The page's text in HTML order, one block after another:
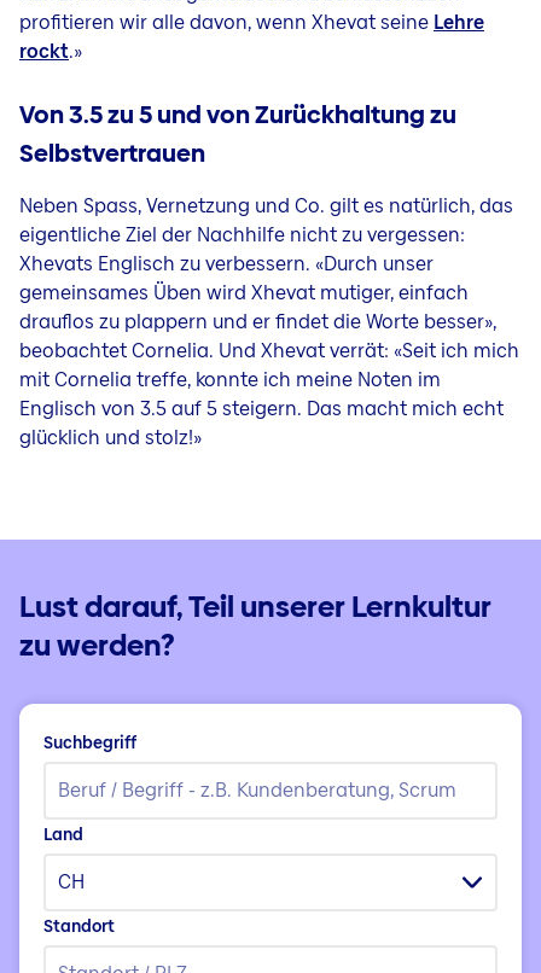
profitieren wir alle davon, wenn Xhevat seine Lehre
rockt.»
Von 3.5 zu 5 und von Zurückhaltung zu
Selbstvertrauen
Neben Spass, Vernetzung und Co. gilt es natürlich, das
eigentliche Ziel der Nachhilfe nicht zu vergessen:
Xhevats Englisch zu verbessern. «Durch unser
gemeinsames Üben wird Xhevat mutiger, einfach
drauflos zu plappern und er findet die Worte besser»,
beobachtet Cornelia. Und Xhevat verrät: «Seit ich mich
mit Cornelia treffe, konnte ich meine Noten im
Englisch von 3.5 auf 5 steigern. Das macht mich echt
glücklich und stolz!»
Lust darauf, Teil unserer Lernkultur
zu werden?
Suchbegriff
Land
CH
Standort